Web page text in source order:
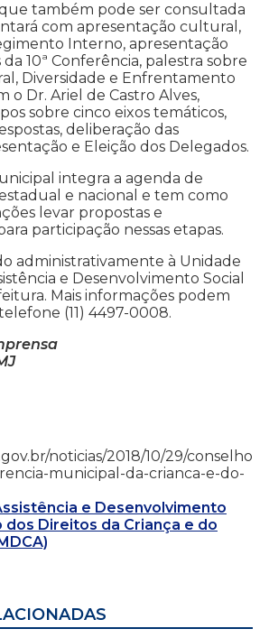
também pode ser consultada
com apresentação cultural,
Interno, apresentação
10ª Conferência, palestra sobre
Diversidade e Enfrentamento
o Dr. Ariel de Castro Alves,
sobre cinco eixos temáticos,
deliberação das
e Eleição dos Delegados.
integra a agenda de
e nacional e tem como
levar propostas e
participação nessas etapas.
administrativamente à Unidade
e Desenvolvimento Social
Mais informações podem
(11) 4497-0008.
noticias/2018/10/29/conselho
municipal-da-crianca-e-do-
e Desenvolvimento
dos Direitos da Criança e do